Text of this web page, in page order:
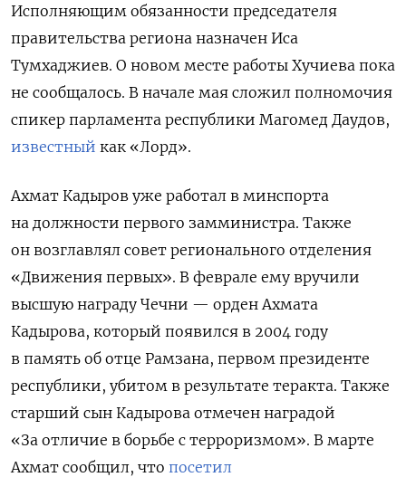
Исполняющим обязанности председателя
правительства региона назначен Иса
Тумхаджиев. О новом месте работы Хучиева пока
не сообщалось. В начале мая сложил полномочия
спикер парламента республики Магомед Даудов,
известный как «Лорд».
Ахмат Кадыров уже работал в минспорта
на должности первого замминистра. Также
он возглавлял совет регионального отделения
«Движения первых». В феврале ему вручили
высшую награду Чечни — орден Ахмата
Кадырова, который появился в 2004 году
в память об отце Рамзана, первом президенте
республики, убитом в результате теракта. Также
старший сын Кадырова отмечен наградой
«За отличие в борьбе с терроризмом». В марте
Ахмат сообщил, что посетил